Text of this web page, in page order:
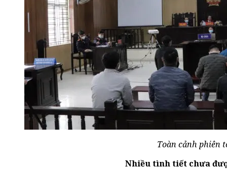
Toàn cảnh phiên
Nhiều tình tiết chưa